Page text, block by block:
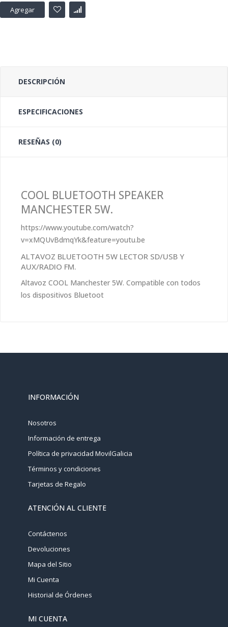
Agregar
DESCRIPCIÓN
ESPECIFICACIONES
RESEÑAS (0)
COOL BLUETOOTH SPEAKER
MANCHESTER 5W.
https://www.youtube.com/watch?
v=xMQUvBdmqYk&feature=youtu.be
ALTAVOZ BLUETOOTH 5W LECTOR SD/USB Y
AUX/RADIO FM.
Altavoz COOL Manchester 5W. Compatible con todos
los dispositivos Bluetoot
INFORMACIÓN
Nosotros
Información de entrega
Política de privacidad MovilGalicia
Términos y condiciones
Tarjetas de Regalo
ATENCIÓN AL CLIENTE
Contáctenos
Devoluciones
Mapa del Sitio
Mi Cuenta
Historial de Órdenes
MI CUENTA